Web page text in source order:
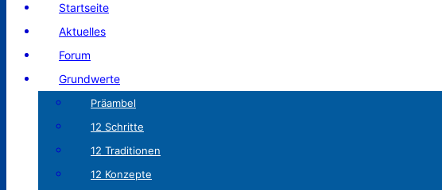
Startseite
Aktuelles
Forum
Grundwerte
Präambel
12 Schritte
12 Traditionen
12 Konzepte